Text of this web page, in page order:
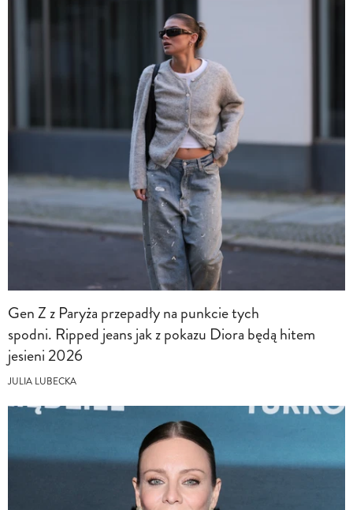
Gen Z z Paryża przepadły na punkcie tych
spodni. Ripped jeans jak z pokazu Diora będą hitem
jesieni 2026
JULIA LUBECKA